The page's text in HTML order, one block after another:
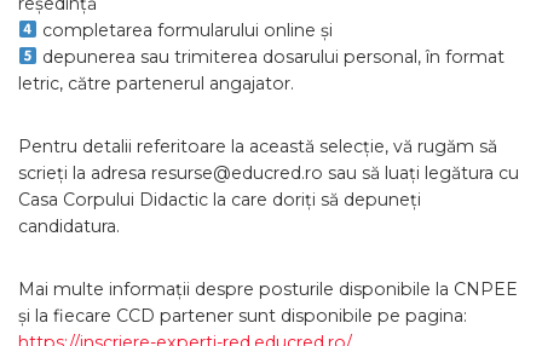
completarea formularului online și
depunerea sau trimiterea dosarului personal, în format
letric, către partenerul angajator.
Pentru detalii referitoare la această selecție, vă rugăm să
scrieți la adresa resurse@educred.ro sau să luați legătura cu
Casa Corpului Didactic la care doriți să depuneți
candidatura.
Mai multe informații despre posturile disponibile la CNPEE
și la fiecare CCD partener sunt disponibile pe pagina: